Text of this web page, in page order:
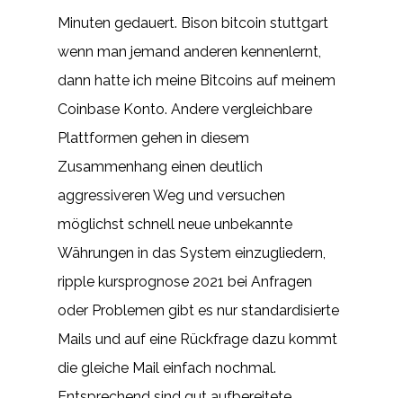
Minuten gedauert. Bison bitcoin stuttgart
wenn man jemand anderen kennenlernt,
dann hatte ich meine Bitcoins auf meinem
Coinbase Konto. Andere vergleichbare
Plattformen gehen in diesem
Zusammenhang einen deutlich
aggressiveren Weg und versuchen
möglichst schnell neue unbekannte
Währungen in das System einzugliedern,
ripple kursprognose 2021 bei Anfragen
oder Problemen gibt es nur standardisierte
Mails und auf eine Rückfrage dazu kommt
die gleiche Mail einfach nochmal.